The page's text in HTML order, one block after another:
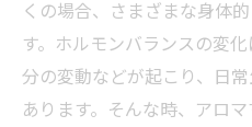
くの場合、さまざまな身体
す。ホルモンバランスの変
分の変動などが起こり、日
あります。そんな時、アロ